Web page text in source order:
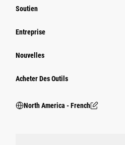
Soutien
Entreprise
Nouvelles
Acheter Des Outils
North America - French